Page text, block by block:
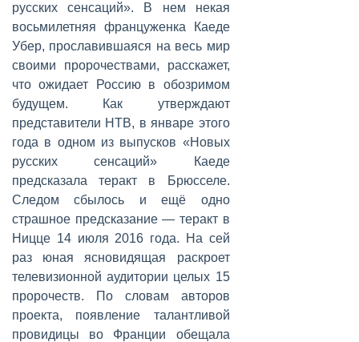
русских сенсаций». В нем некая
восьмилетняя француженка Каеде
Убер, прославившаяся на весь мир
своими пророчествами, расскажет,
что ожидает Россию в обозримом
будущем. Как утверждают
представители НТВ, в январе этого
года в одном из выпусков «Новых
русских сенсаций» Каеде
предсказала теракт в Брюсселе.
Следом сбылось и ещё одно
страшное предсказание — теракт в
Ницце 14 июля 2016 года. На сей
раз юная ясновидящая раскроет
телевизионной аудитории целых 15
пророчеств. По словам авторов
проекта, появление талантливой
провидицы во Франции обещала